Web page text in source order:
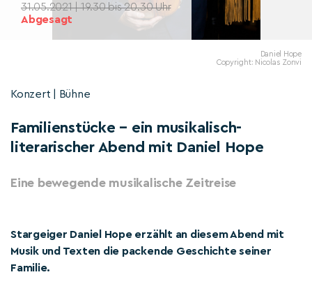
31.05.2021 | 19.30 bis 20.30 Uhr
Abgesagt
Daniel Hope
Copyright: Nicolas Zonvi
Konzert | Bühne
Familienstücke – ein musikalisch-
literarischer Abend mit Daniel Hope
Eine bewegende musikalische Zeitreise
Stargeiger Daniel Hope erzählt an diesem Abend mit
Musik und Texten die packende Geschichte seiner
Familie.